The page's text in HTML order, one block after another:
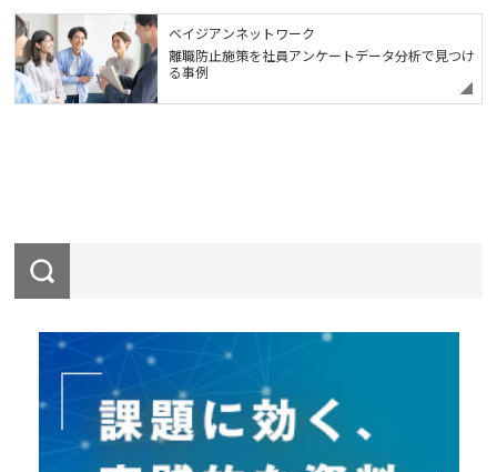
ベイジアンネットワーク
離職防止施策を社員アンケートデータ分析で見つけ
る事例